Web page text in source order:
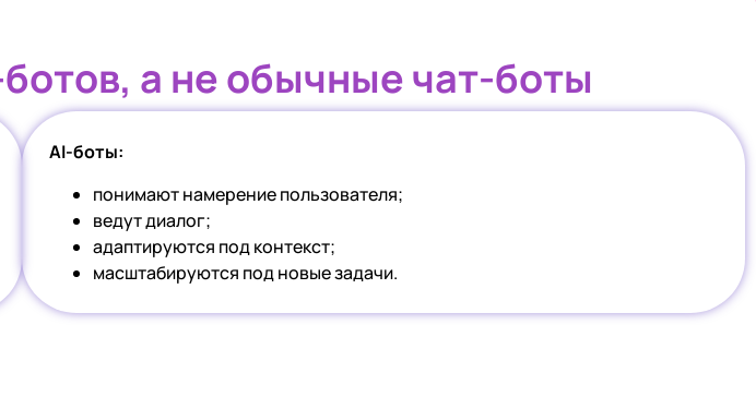
а не обычные чат-боты
AI-боты:
понимают намерение пользователя;
ведут диалог;
адаптируются под контекст;
масштабируются под новые задачи.